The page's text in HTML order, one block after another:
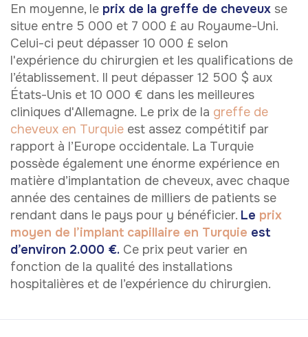
En moyenne, le prix de la greffe de cheveux se
situe entre 5 000 et 7 000 £ au Royaume-Uni.
Celui-ci peut dépasser 10 000 £ selon
l'expérience du chirurgien et les qualifications de
l’établissement. Il peut dépasser 12 500 $ aux
États-Unis et 10 000 € dans les meilleures
cliniques d'Allemagne. Le prix de la greffe de
cheveux en Turquie est assez compétitif par
rapport à l’Europe occidentale. La Turquie
possède également une énorme expérience en
matière d’implantation de cheveux, avec chaque
année des centaines de milliers de patients se
rendant dans le pays pour y bénéficier. Le prix
moyen de l’implant capillaire en Turquie est
d’environ 2.000 €. Ce prix peut varier en
fonction de la qualité des installations
hospitalières et de l’expérience du chirurgien.